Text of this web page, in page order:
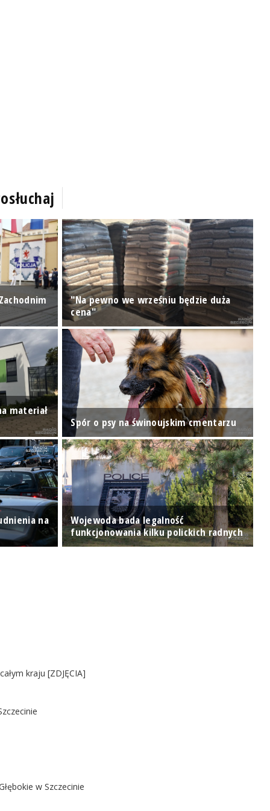
"Na pewno we wrześniu będzie duża
cena"
materiał
Spór o psy na świnoujskim cmentarzu
na
Wojewoda bada legalność
funkcjonowania kilku polickich radnych
kraju [ZDJĘCIA]
w Szczecinie